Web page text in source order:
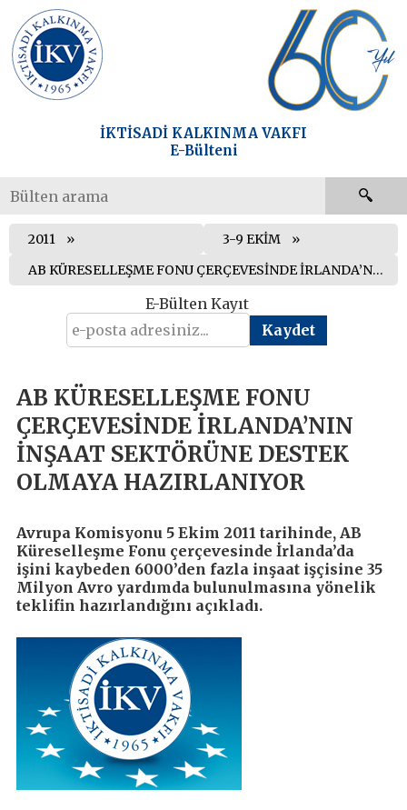
İKTİSADİ KALKINMA VAKFI
E-Bülteni
2011
3-9 EKİM
AB KÜRESELLEŞME FONU ÇERÇEVESİNDE İRLANDA’NIN İNŞAAT SEKTÖRÜNE DESTEK OLMAYA HAZIRLANIYOR
E-Bülten Kayıt
AB KÜRESELLEŞME FONU
ÇERÇEVESİNDE İRLANDA’NIN
İNŞAAT SEKTÖRÜNE DESTEK
OLMAYA HAZIRLANIYOR
Avrupa Komisyonu 5 Ekim 2011 tarihinde, AB
Küreselleşme Fonu çerçevesinde İrlanda’da
işini kaybeden 6000’den fazla inşaat işçisine 35
Milyon Avro yardımda bulunulmasına yönelik
teklifin hazırlandığını açıkladı.